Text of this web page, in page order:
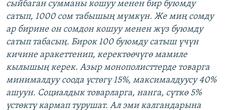
сыйбаган сумманы кошуу менен бир буюмду
сатып, 1000 сом табышың мүмкүн. Же миң сомду
ар бирине он сомдон кошуу менен жүз буюмду
сатып табасың. Бирок 100 буюмду сатыш үчүн
кичине аракеттенип, керектөөчүгө мамиле
кылышың керек. Азыр монополисттерде товарга
минималдуу соода үстөгү 15%, максималдуусу 40%
ашуун. Социалдык товарларга, нанга, сүткө 5%
үстөктү кармап турушат. Ал эми калгандарына